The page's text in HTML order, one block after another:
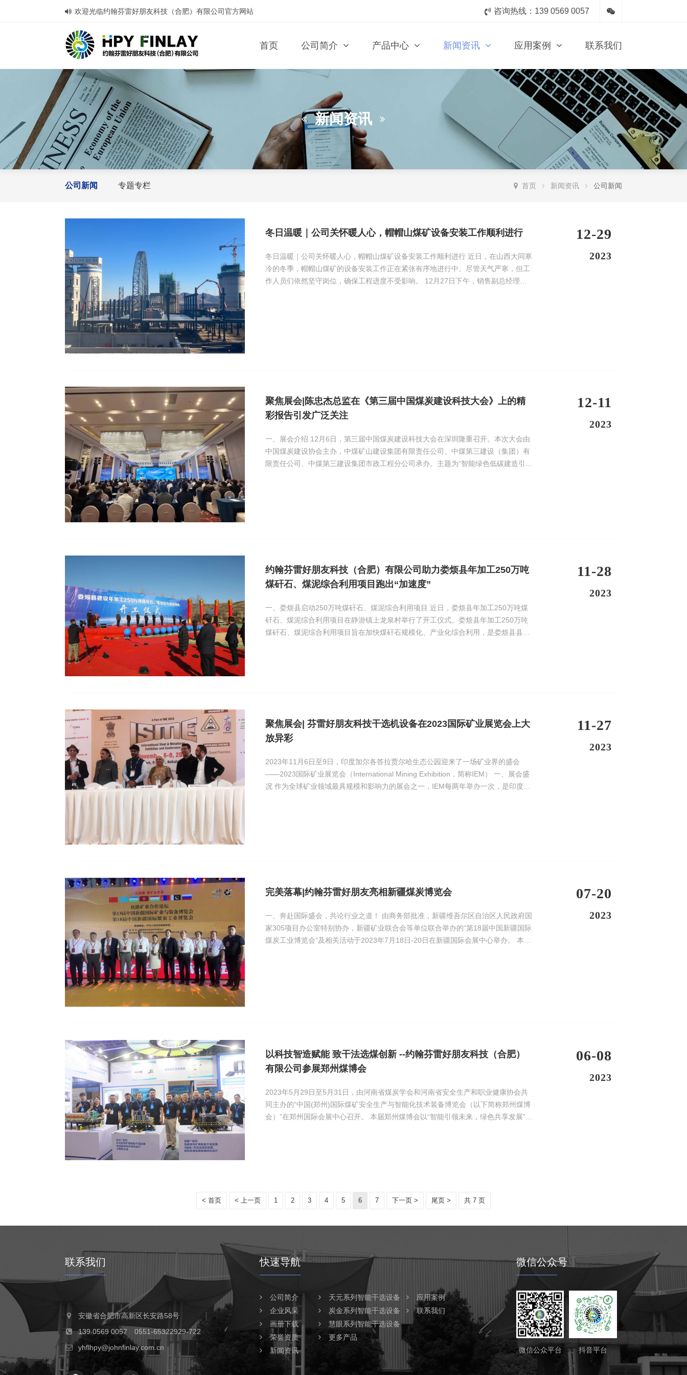
欢迎光临约翰芬雷好朋友科技（合肥）有限公司官方网站 咨询热线：139 0569 0057
首页 公司简介 产品中心 新闻资讯 应用案例 联系我们
新闻资讯
公司新闻 专题专栏 公司新闻
新闻资讯
首页
冬日温暖｜公司关怀暖人心，帽帽山煤矿设备安装工作顺利进行
冬日温暖｜公司关怀暖人心，帽帽山煤矿设备安装工作顺利进行 近日，在山西大同寒
冷的冬季，帽帽山煤矿的设备安装工作正在紧张有序地进行中。尽管天气严寒，但工
作人员们依然坚守岗位，确保工程进度不受影响。 12月27日下午，销售副总经理陈
12-29
2023
聚焦展会|陈忠杰总监在《第三届中国煤炭建设科技大会》上的精
彩报告引发广泛关注
一、展会介绍 12月6日，第三届中国煤炭建设科技大会在深圳隆重召开。本次大会由
中国煤炭建设协会主办，中煤矿山建设集团有限责任公司、中煤第三建设（集团）有
限责任公司、中煤第三建设集团市政工程分公司承办。主题为“智能绿色低碳建造引领
12-11
2023
约翰芬雷好朋友科技（合肥）有限公司助力娄烦县年加工250万吨
煤矸石、煤泥综合利用项目跑出“加速度”
一、娄烦县启动250万吨煤矸石、煤泥综合利用项目 近日，娄烦县年加工250万吨煤
矸石、煤泥综合利用项目在静游镇上龙泉村举行了开工仪式。娄烦县年加工250万吨
煤矸石、煤泥综合利用项目旨在加快煤矸石规模化、产业化综合利用，是娄烦县县
11-28
2023
聚焦展会| 芬雷好朋友科技干选机设备在2023国际矿业展览会上大
放异彩
2023年11月6日至9日，印度加尔各答拉贾尔哈生态公园迎来了一场矿业界的盛会
——2023国际矿业展览会（International Mining Exhibition，简称IEM） 一、展会盛
况 作为全球矿业领域最具规模和影响力的展会之一，IEM每两年举办一次，是印度规
11-27
2023
完美落幕|约翰芬雷好朋友亮相新疆煤炭博览会
一、奔赴国际盛会，共论行业之道！ 由商务部批准，新疆维吾尔区自治区人民政府国
家305项目办公室特别协办，新疆矿业联合会等单位联合举办的“第18届中国新疆国际
煤炭工业博览会”及相关活动于2023年7月18日-20日在新疆国际会展中心举办。 本届
07-20
2023
以科技智造赋能 致干法选煤创新 --约翰芬雷好朋友科技（合肥）
有限公司参展郑州煤博会
2023年5月29日至5月31日，由河南省煤炭学会和河南省安全生产和职业健康协会共
同主办的“中国(郑州)国际煤矿安全生产与智能化技术装备博览会（以下简称郑州煤博
会）”在郑州国际会展中心召开。 本届郑州煤博会以“智能引领未来，绿色共享发展”为
06-08
2023
< 首页 < 上一页 1 2 3 4 5 6 7 下一页 > 尾页 > 共 7 页
联系我们
安徽省合肥市高新区长安路58号
139 0569 0057 0551-65322929-722
yhflhpy@johnfinlay.com.cn
快速导航
公司简介
企业风采
画册下载
荣誉资质
新闻资讯
天元系列智能干选设备
炭金系列智能干选设备
慧眼系列智能干选设备
更多产品
应用案例
联系我们
微信公众号
微信公众平台 抖音平台